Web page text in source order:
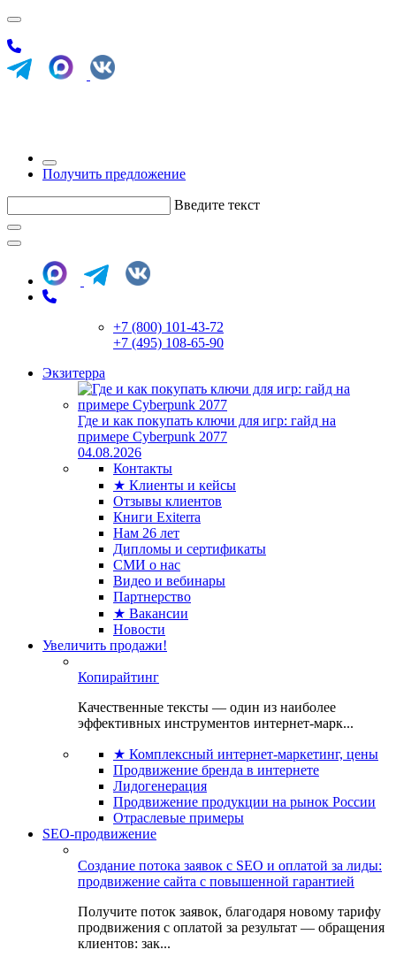
Получить предложение
Введите текст
+7 (800) 101-43-72
+7 (495) 108-65-90
Экзитерра
Где и как покупать ключи для игр: гайд на
примере Cyberpunk 2077
04.08.2026
Контакты
★ Клиенты и кейсы
Отзывы клиентов
Книги Exiterra
Нам 26 лет
Дипломы и сертификаты
СМИ о нас
Видео и вебинары
Партнерство
★ Вакансии
Новости
Увеличить продажи!
Копирайтинг
Качественные тексты — один из наиболее
эффективных инструментов интернет-марк...
★ Комплексный интернет-маркетинг, цены
Продвижение бренда в интернете
Лидогенерация
Продвижение продукции на рынок России
Отраслевые примеры
SEO-продвижение
Создание потока заявок с SEO и оплатой за лиды:
продвижение сайта с повышенной гарантией
Получите поток заявок, благодаря новому тарифу
продвижения с оплатой за результат — обращения
клиентов: зак...